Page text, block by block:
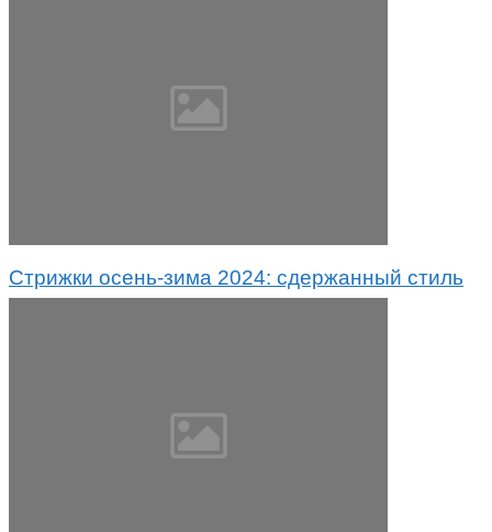
Стрижки осень-зима 2024: сдержанный стиль